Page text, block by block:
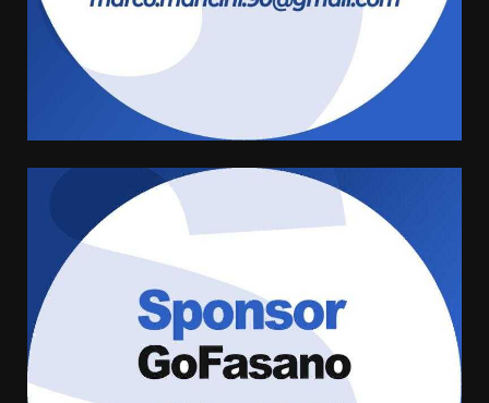
“I Contestatori: Musica di
Rivoluzione”: nuovo
appuntamento con “Fasano in
Banda”
amarezza per esclusione dal
campionato di calcio”
7 Agosto 2026 06:00
Fasanese ferito a colpi di arma
da fuoco
6 Agosto 2026 18:13